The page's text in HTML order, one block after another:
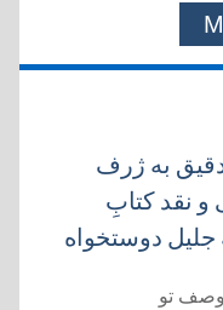
به ژرف
نقد کتابِ
دوستخواه
وصف تو